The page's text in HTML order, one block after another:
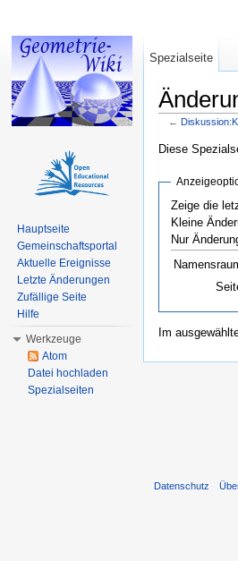
←
Diese
Zeige die
Kleine
Nur
Im
Spezialseite
Hauptseite
Gemeinschaftsportal
Aktuelle Ereignisse
Letzte Änderungen
Zufällige Seite
Hilfe
Werkzeuge
Atom
Datei hochladen
Spezialseiten
Datenschutz